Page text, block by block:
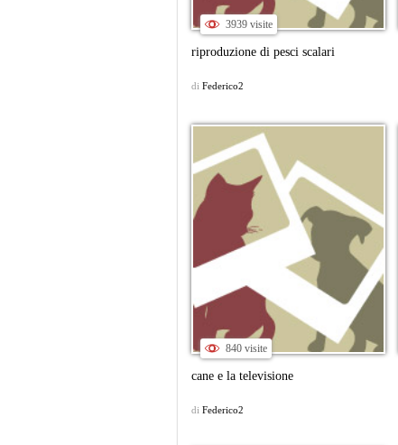
3939 visite
riproduzione di pesci scalari
di Federico2
840 visite
cane e la televisione
di Federico2